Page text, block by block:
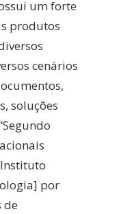
um forte
produtos
cenários
soluções
por
de